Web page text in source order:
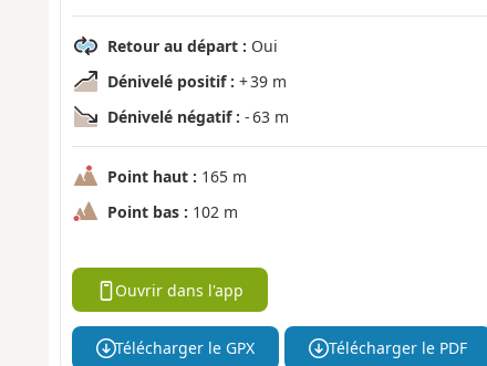
Retour au départ : Oui
Dénivelé positif : + 39 m
Dénivelé négatif : - 63 m
Point haut : 165 m
Point bas : 102 m
Ouvrir dans l'app
Télécharger le GPX Télécharger le PDF